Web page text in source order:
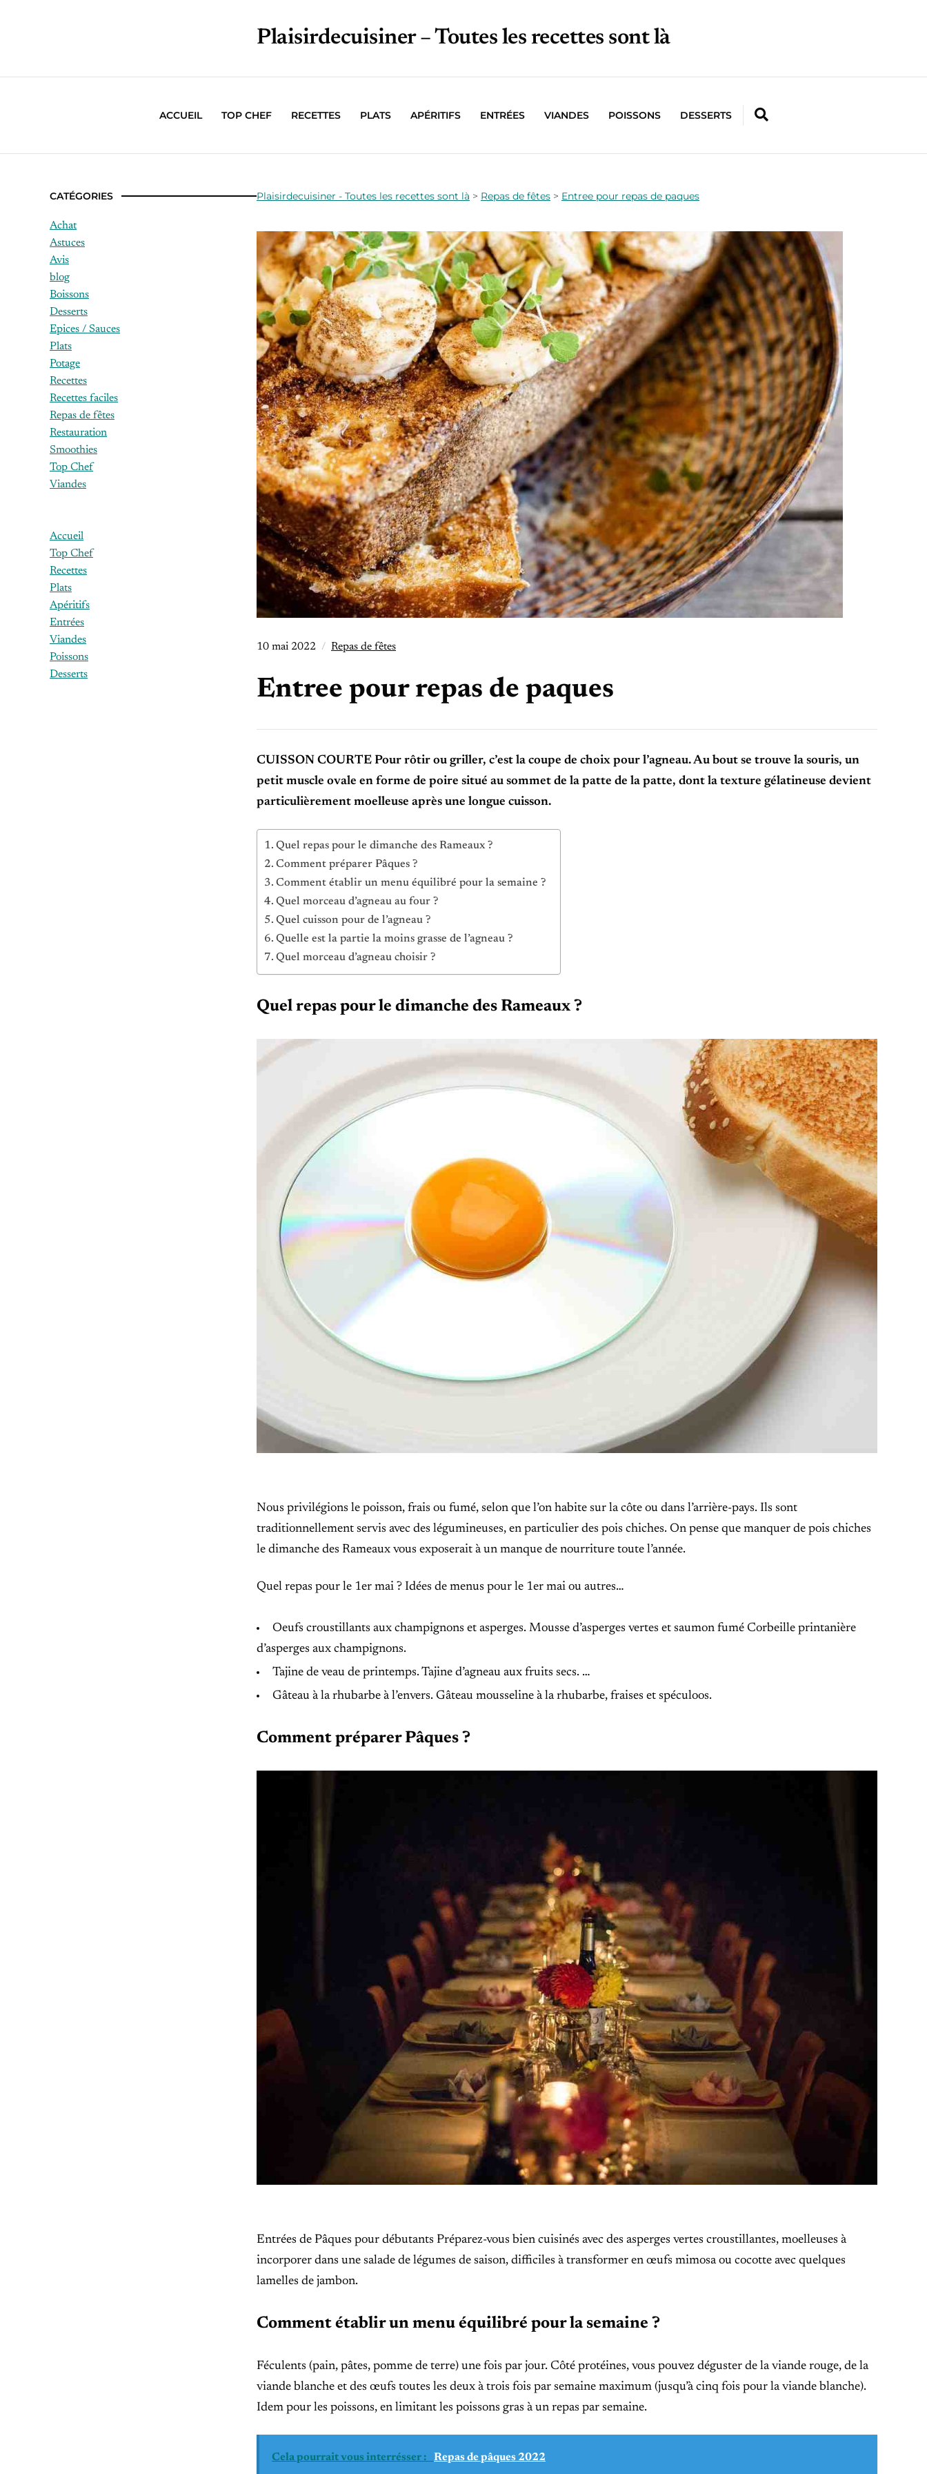
Plaisirdecuisiner – Toutes les recettes sont là
ACCUEIL TOP CHEF RECETTES PLATS APÉRITIFS ENTRÉES VIANDES POISSONS DESSERTS
Plaisirdecuisiner - Toutes les recettes sont là > Repas de fêtes > Entree pour repas de paques
10 mai 2022 Repas de fêtes
Entree pour repas de paques
CUISSON COURTE Pour rôtir ou griller, c’est la coupe de choix pour l’agneau. Au bout se trouve la souris, un
petit muscle ovale en forme de poire situé au sommet de la patte de la patte, dont la texture gélatineuse devient
particulièrement moelleuse après une longue cuisson.
Quel repas pour le dimanche des Rameaux ?
Comment préparer Pâques ?
Comment établir un menu équilibré pour la semaine ?
Quel morceau d’agneau au four ?
Quel cuisson pour de l’agneau ?
Quelle est la partie la moins grasse de l’agneau ?
Quel morceau d’agneau choisir ?
Quel repas pour le dimanche des Rameaux ?
Nous privilégions le poisson, frais ou fumé, selon que l’on habite sur la côte ou dans l’arrière-pays. Ils sont
traditionnellement servis avec des légumineuses, en particulier des pois chiches. On pense que manquer de pois chiches
le dimanche des Rameaux vous exposerait à un manque de nourriture toute l’année.
Quel repas pour le 1er mai ? Idées de menus pour le 1er mai ou autres…
Oeufs croustillants aux champignons et asperges. Mousse d’asperges vertes et saumon fumé Corbeille printanière
d’asperges aux champignons.
Tajine de veau de printemps. Tajine d’agneau aux fruits secs. …
Gâteau à la rhubarbe à l’envers. Gâteau mousseline à la rhubarbe, fraises et spéculoos.
Comment préparer Pâques ?
Entrées de Pâques pour débutants Préparez-vous bien cuisinés avec des asperges vertes croustillantes, moelleuses à
incorporer dans une salade de légumes de saison, difficiles à transformer en œufs mimosa ou cocotte avec quelques
lamelles de jambon.
Comment établir un menu équilibré pour la semaine ?
Féculents (pain, pâtes, pomme de terre) une fois par jour. Côté protéines, vous pouvez déguster de la viande rouge, de la
viande blanche et des œufs toutes les deux à trois fois par semaine maximum (jusqu’à cinq fois pour la viande blanche).
Idem pour les poissons, en limitant les poissons gras à un repas par semaine.
Cela pourrait vous interrésser : Repas de pâques 2022
CATÉGORIES
Achat
Astuces
Avis
blog
Boissons
Desserts
Epices / Sauces
Plats
Potage
Recettes
Recettes faciles
Repas de fêtes
Restauration
Smoothies
Top Chef
Viandes
Accueil
Top Chef
Recettes
Plats
Apéritifs
Entrées
Viandes
Poissons
Desserts